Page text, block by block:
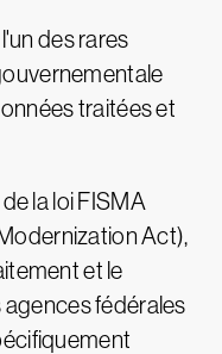
des rares
traitées et
la loi FISMA
Act),
et le
fédérales